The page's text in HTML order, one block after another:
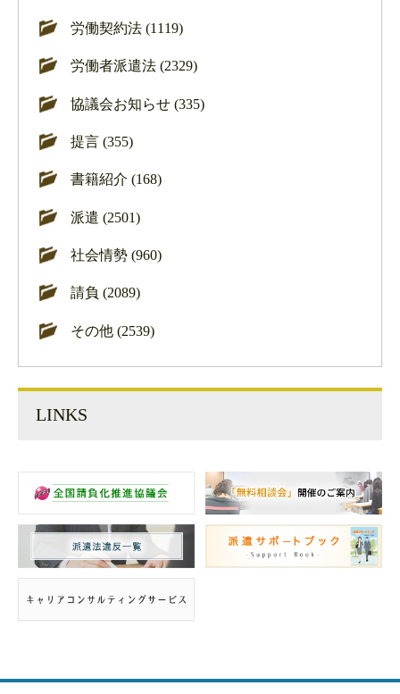
労働契約法 (1119)
労働者派遣法 (2329)
協議会お知らせ (335)
提言 (355)
書籍紹介 (168)
派遣 (2501)
社会情勢 (960)
請負 (2089)
その他 (2539)
LINKS